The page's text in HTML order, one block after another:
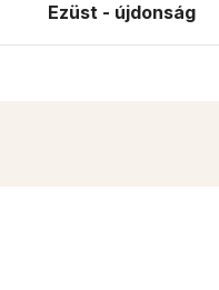
Ezüst - újdonság